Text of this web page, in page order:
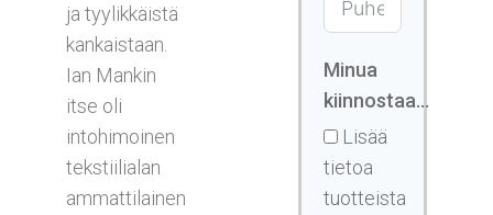
ja tyylikkäistä
kankaistaan.
Ian Mankin
itse oli
intohimoinen
tekstiilialan
ammattilainen
Minua
kiinnostaa...
Lisää
tietoa
tuotteista